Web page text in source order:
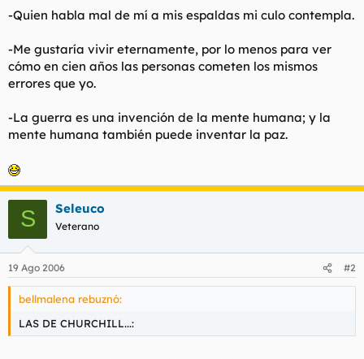
-Quien habla mal de mí a mis espaldas mi culo contempla.
-Me gustaría vivir eternamente, por lo menos para ver
cómo en cien años las personas cometen los mismos
errores que yo.
-La guerra es una invención de la mente humana; y la
mente humana también puede inventar la paz.
S Seleuco
Veterano
19 Ago 2006 #2
bellmalena rebuznó:
LAS DE CHURCHILL...: